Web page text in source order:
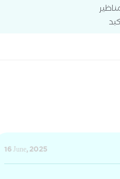
16 June, 2025